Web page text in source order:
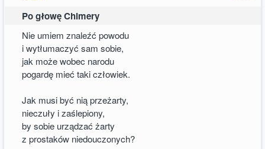
Po głowę Chimery
Nie umiem znaleźć powodu
i wytłumaczyć sam sobie,
jak może wobec narodu
pogardę mieć taki człowiek.
Jak musi być nią przeżarty,
nieczuły i zaślepiony,
by sobie urządzać żarty
z prostaków niedouczonych?